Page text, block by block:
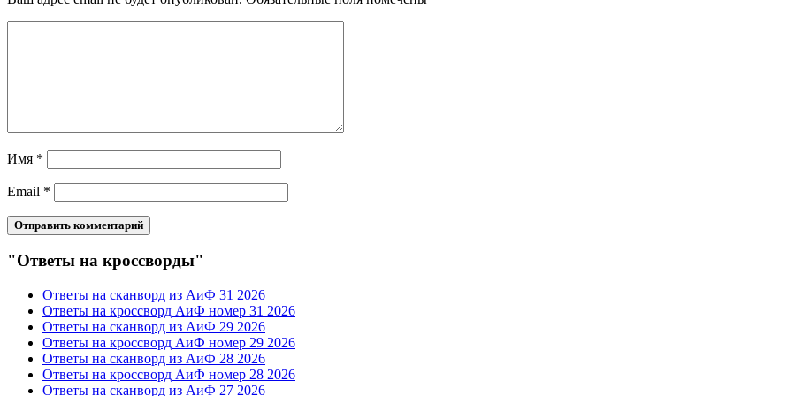
Имя *
Email *
"Ответы на кроссворды"
Ответы на сканворд из АиФ 31 2026
Ответы на кроссворд АиФ номер 31 2026
Ответы на сканворд из АиФ 29 2026
Ответы на кроссворд АиФ номер 29 2026
Ответы на сканворд из АиФ 28 2026
Ответы на кроссворд АиФ номер 28 2026
Ответы на сканворд из АиФ 27 2026